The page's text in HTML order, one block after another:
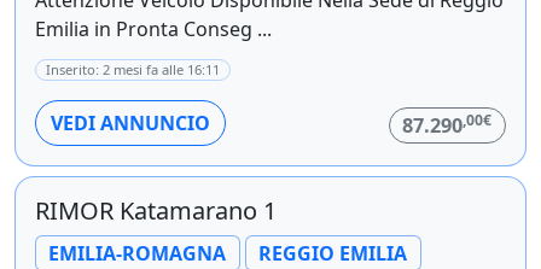
Emilia in Pronta Conseg ...
Inserito: 2 mesi fa alle 16:11
VEDI ANNUNCIO 87.290,00€
RIMOR Katamarano 1
EMILIA-ROMAGNA
REGGIO EMILIA